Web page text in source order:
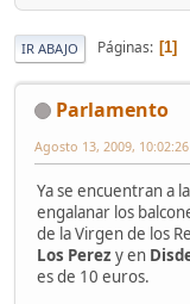
IR ABAJO Páginas 1
Parlamento
Agosto 13, 2009,
Ya se encuentran a
engalanar los
de la Virgen de los
Los Perez y en
es de 10 euros.